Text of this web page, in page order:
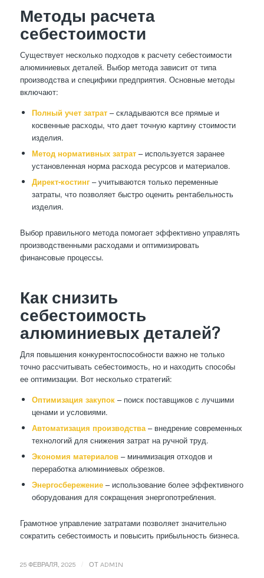
Методы расчета
себестоимости
Существует несколько подходов к расчету себестоимости
алюминиевых деталей. Выбор метода зависит от типа
производства и специфики предприятия. Основные методы
включают:
Полный учет затрат– складываются все прямые и
косвенные расходы, что дает точную картину стоимости
изделия.
Метод нормативных затрат– используется заранее
установленная норма расхода ресурсов и материалов.
Директ-костинг– учитываются только переменные
затраты, что позволяет быстро оценить рентабельность
изделия.
Выбор правильного метода помогает эффективно управлять
производственными расходами и оптимизировать
финансовые процессы.
Как снизить
себестоимость
алюминиевых деталей?
Для повышения конкурентоспособности важно не только
точно рассчитывать себестоимость, но и находить способы
ее оптимизации. Вот несколько стратегий:
Оптимизация закупок– поиск поставщиков с лучшими
ценами и условиями.
Автоматизация производства– внедрение современных
технологий для снижения затрат на ручной труд.
Экономия материалов– минимизация отходов и
переработка алюминиевых обрезков.
Энергосбережение– использование более эффективного
оборудования для сокращения энергопотребления.
Грамотное управление затратами позволяет значительно
сократить себестоимость и повысить прибыльность бизнеса.
25 ФЕВРАЛЯ, 2025 ОТ ADMIN